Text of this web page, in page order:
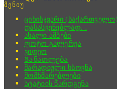
მენიუ
ციხისჯვარი
დასასვენებლად. .
ახალი ამბები
ფოტო გალერეა
ვიდეო
Განათლება
მარადიული ხსოვნა
მომხმარებლები
სტატიის წარდგენა